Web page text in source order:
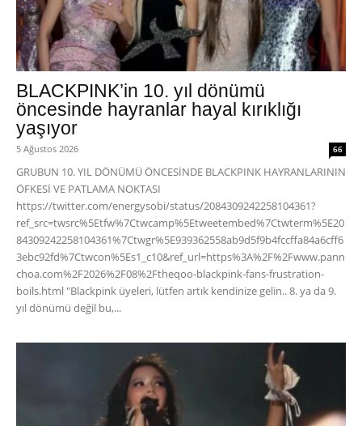
BLACKPINK’in 10. yıl dönümü
öncesinde hayranlar hayal kırıklığı
yaşıyor
5 Ağustos 2026 66
GRUBUN 10. YIL DÖNÜMÜ ÖNCESİNDE BLACKPINK HAYRANLARININ
ÖFKESİ VE PATLAMA NOKTASI
https://twitter.com/energysobi/status/2084309242258104361?
ref_src=twsrc%5Etfw%7Ctwcamp%5Etweetembed%7Ctwterm%5E20
84309242258104361%7Ctwgr%5E939362558ab9d5f9b4fccffa84a6cff6
3ebc92fd%7Ctwcon%5Es1_c10&ref_url=https%3A%2F%2Fwww.pann
choa.com%2F2026%2F08%2Ftheqoo-blackpink-fans-frustration-
boils.html "Blackpink üyeleri, lütfen artık kendinize gelin.. 8. ya da 9.
yıl dönümü değil bu,...